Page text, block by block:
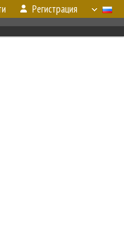
Регистрация